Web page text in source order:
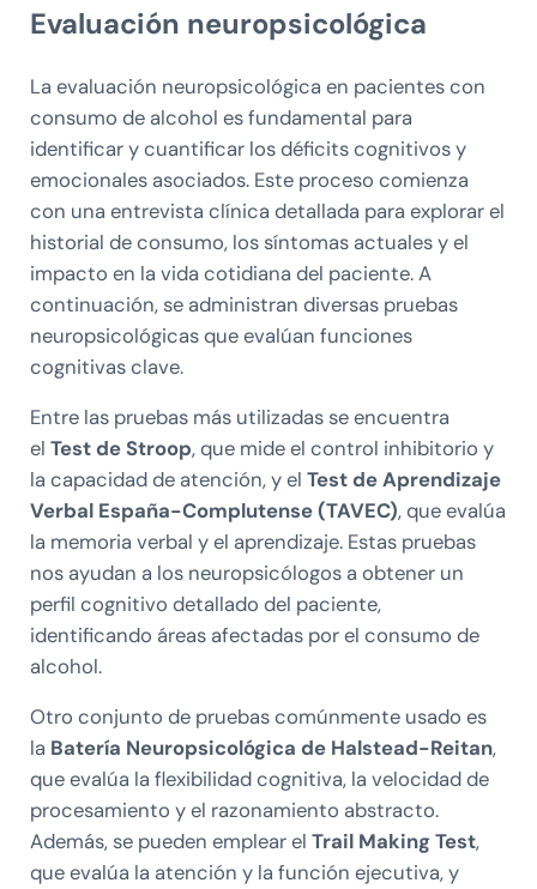
Evaluación neuropsicológica
La evaluación neuropsicológica en pacientes con
consumo de alcohol es fundamental para
identificar y cuantificar los déficits cognitivos y
emocionales asociados. Este proceso comienza
con una entrevista clínica detallada para explorar el
historial de consumo, los síntomas actuales y el
impacto en la vida cotidiana del paciente. A
continuación, se administran diversas pruebas
neuropsicológicas que evalúan funciones
cognitivas clave.
Entre las pruebas más utilizadas se encuentra
el Test de Stroop, que mide el control inhibitorio y
la capacidad de atención, y el Test de Aprendizaje
Verbal España-Complutense (TAVEC), que evalúa
la memoria verbal y el aprendizaje. Estas pruebas
nos ayudan a los neuropsicólogos a obtener un
perfil cognitivo detallado del paciente,
identificando áreas afectadas por el consumo de
alcohol.
Otro conjunto de pruebas comúnmente usado es
la Batería Neuropsicológica de Halstead-Reitan,
que evalúa la flexibilidad cognitiva, la velocidad de
procesamiento y el razonamiento abstracto.
Además, se pueden emplear el Trail Making Test,
que evalúa la atención y la función ejecutiva, y